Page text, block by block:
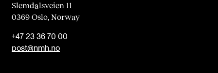
Slemdalsveien 11
0369 Oslo, Norway
+47 23 36 70 00
post@nmh.no